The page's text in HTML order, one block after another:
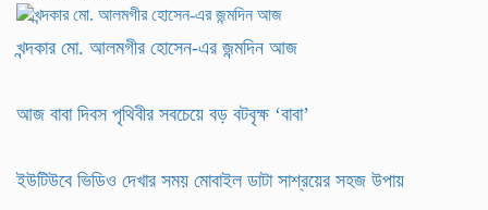
খন্দকার মো. আলমগীর হোসেন-এর জন্মদিন আজ
আজ বাবা দিবস পৃথিবীর সবচেয়ে বড় বটবৃক্ষ ‘বাবা’
ইউটিউবে ভিডিও দেখার সময় মোবাইল ডাটা সাশ্রয়ের সহজ উপায়